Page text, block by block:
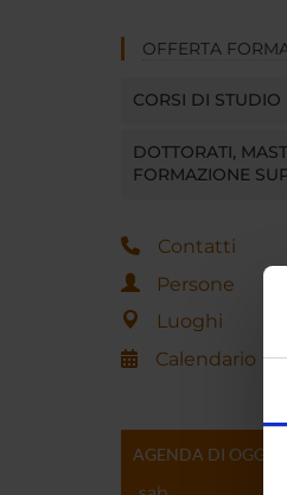
OFFERTA
CORSI DI STUDIO
DOTTORATI,
FORMAZIONE
Contatti
Persone
Luoghi
Calendario
AGENDA DI OGGI